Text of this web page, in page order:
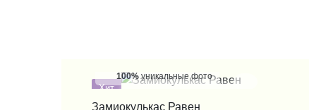
Хит
100%уникальные фото
Замиокулькас Равен